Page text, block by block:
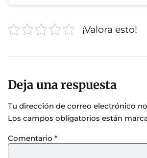
¡Valora esto!
Deja una respuesta
Tu dirección de correo electrónico
Los campos obligatorios están
Comentario *